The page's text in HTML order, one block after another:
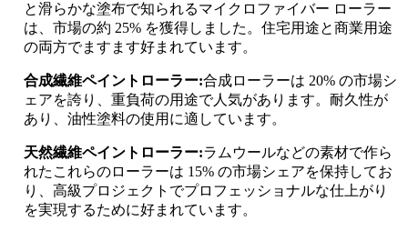
と滑らかな塗布で知られるマイクロファイバー ローラー
は、市場の約 25% を獲得しました。住宅用途と商業用途
の両方でますます好まれています。
合成繊維ペイントローラー:合成ローラーは 20% の市場シ
ェアを誇り、重負荷の用途で人気があります。耐久性が
あり、油性塗料の使用に適しています。
天然繊維ペイントローラー:ラムウールなどの素材で作ら
れたこれらのローラーは 15% の市場シェアを保持してお
り、高級プロジェクトでプロフェッショナルな仕上がり
を実現するために好まれています。